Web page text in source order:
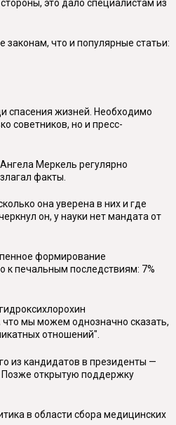
это дало специалистам из
что и популярные статьи:
спасения жизней. Необходимо
советников, но и пресс-
Меркель регулярно
факты.
она уверена в них и где
он, у науки нет мандата от
формирование
к печальным последствиям: 7%
мы можем однозначно сказать,
отношений".
из кандидатов в президенты —
Позже открытую поддержку
в области сбора медицинских